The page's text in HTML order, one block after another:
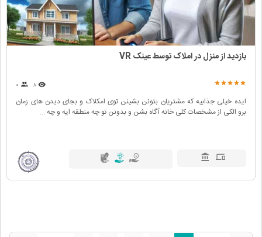
بازدید از منزل در املاک توسط عینک VR
۸
ایده خیلی جذابیه که مشتریان بتونن بشینن توی امکلاک و بجای دیدن های زمان
برو الکی از مشخصات کلی خانه آگاه بشن و بدونن تو چه منطقه ایه و چه ...